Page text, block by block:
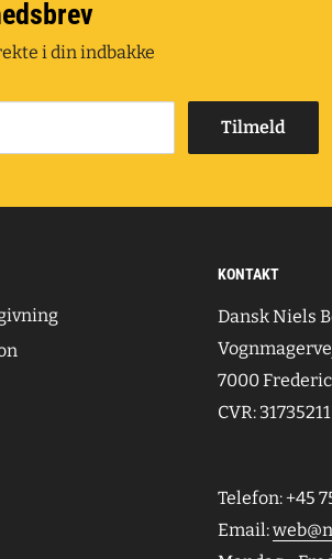
i din indbakke
Tilmeld
KONTAKT
Dansk Niels
7000
CVR: 31735211
Telefon: +45
Email: